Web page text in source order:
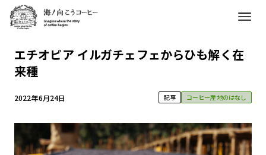
エチオピア イルガチェフェからひも解く在
来種
2022年6月24日 記事 コーヒー産地のはなし